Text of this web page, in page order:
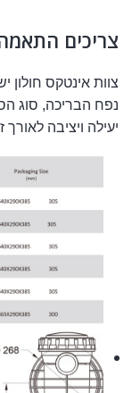
צריכים
צוות אינטקס
נפח הבריכה, סוג
יעילה ויציבה לאורך